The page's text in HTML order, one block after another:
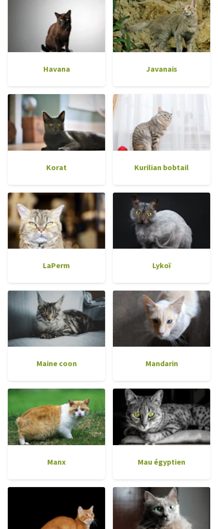
Havana Javanais
Korat Kurilian bobtail
LaPerm Lykoï
Maine coon Mandarin
Manx Mau égyptien